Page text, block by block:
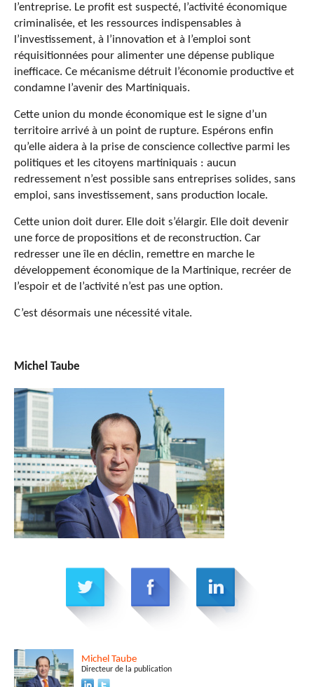
l’entreprise. Le profit est suspecté, l’activité économique
criminalisée, et les ressources indispensables à
l’investissement, à l’innovation et à l’emploi sont
réquisitionnées pour alimenter une dépense publique
inefficace. Ce mécanisme détruit l’économie productive et
condamne l’avenir des Martiniquais.
Cette union du monde économique est le signe d’un
territoire arrivé à un point de rupture. Espérons enfin
qu’elle aidera à la prise de conscience collective parmi les
politiques et les citoyens martiniquais : aucun
redressement n’est possible sans entreprises solides, sans
emploi, sans investissement, sans production locale.
Cette union doit durer. Elle doit s’élargir. Elle doit devenir
une force de propositions et de reconstruction. Car
redresser une île en déclin, remettre en marche le
développement économique de la Martinique, recréer de
l’espoir et de l’activité n’est pas une option.
C’est désormais une nécessité vitale.
Michel Taube
Michel Taube
Directeur de la publication